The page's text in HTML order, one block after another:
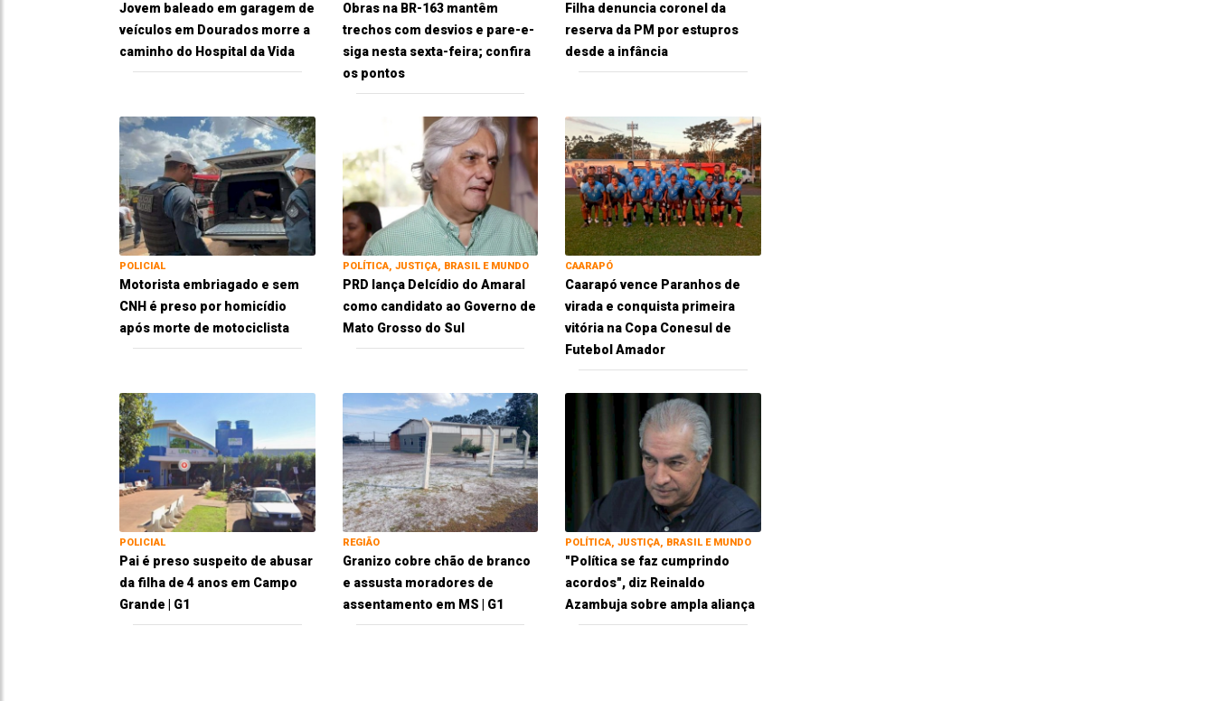
Jovem baleado em garagem de
veículos em Dourados morre a
caminho do Hospital da Vida
Obras na BR-163 mantêm
trechos com desvios e pare-e-
siga nesta sexta-feira; confira
os pontos
Filha denuncia coronel da
reserva da PM por estupros
desde a infância
POLICIAL
Motorista embriagado e sem
CNH é preso por homicídio
após morte de motociclista
POLÍTICA, JUSTIÇA, BRASIL E MUNDO
PRD lança Delcídio do Amaral
como candidato ao Governo de
Mato Grosso do Sul
CAARAPÓ
Caarapó vence Paranhos de
virada e conquista primeira
vitória na Copa Conesul de
Futebol Amador
POLICIAL
Pai é preso suspeito de abusar
da filha de 4 anos em Campo
Grande | G1
REGIÃO
Granizo cobre chão de branco
e assusta moradores de
assentamento em MS | G1
POLÍTICA, JUSTIÇA, BRASIL E MUNDO
"Política se faz cumprindo
acordos", diz Reinaldo
Azambuja sobre ampla aliança